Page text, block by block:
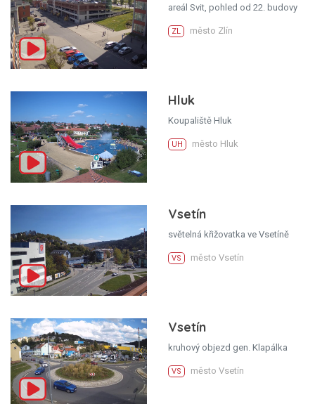
areál Svit, pohled od 22. budovy
ZL město Zlín
Hluk
Koupaliště Hluk
UH město Hluk
Vsetín
světelná křižovatka ve Vsetíně
VS město Vsetín
Vsetín
kruhový objezd gen. Klapálka
VS město Vsetín